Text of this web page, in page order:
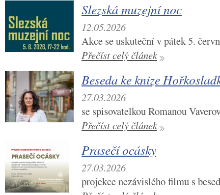
Slezská muzejní noc
12.05.2026
Akce se uskuteční v pátek 5.
Přečíst celý článek
Beseda ke knize
27.03.2026
se spisovatelkou Romanou
Přečíst celý článek
Prasečí ocásky
27.03.2026
projekce nezávislého filmu s